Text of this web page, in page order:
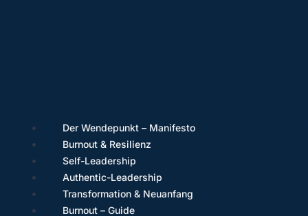
Der Wendepunkt – Manifesto
Burnout & Resilienz
Self-Leadership
Authentic-Leadership
Transformation & Neuanfang
Burnout – Guide